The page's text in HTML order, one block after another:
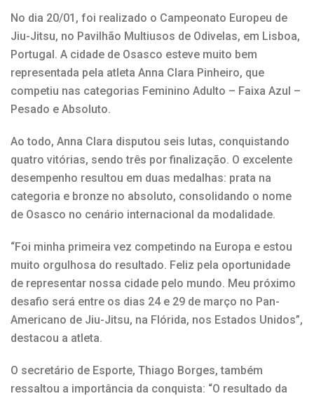
No dia 20/01, foi realizado o Campeonato Europeu de
Jiu-Jitsu, no Pavilhão Multiusos de Odivelas, em Lisboa,
Portugal. A cidade de Osasco esteve muito bem
representada pela atleta Anna Clara Pinheiro, que
competiu nas categorias Feminino Adulto – Faixa Azul –
Pesado e Absoluto.
Ao todo, Anna Clara disputou seis lutas, conquistando
quatro vitórias, sendo três por finalização. O excelente
desempenho resultou em duas medalhas: prata na
categoria e bronze no absoluto, consolidando o nome
de Osasco no cenário internacional da modalidade.
“Foi minha primeira vez competindo na Europa e estou
muito orgulhosa do resultado. Feliz pela oportunidade
de representar nossa cidade pelo mundo. Meu próximo
desafio será entre os dias 24 e 29 de março no Pan-
Americano de Jiu-Jitsu, na Flórida, nos Estados Unidos”,
destacou a atleta.
O secretário de Esporte, Thiago Borges, também
ressaltou a importância da conquista: “O resultado da